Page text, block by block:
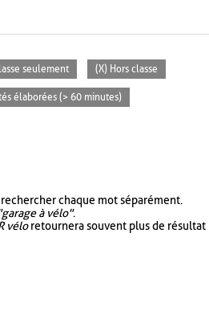
seulement (X) Hors classe
élaborées (> 60 minutes)
chaque mot séparément.
à vélo".
véloretournera souvent plus de résultat